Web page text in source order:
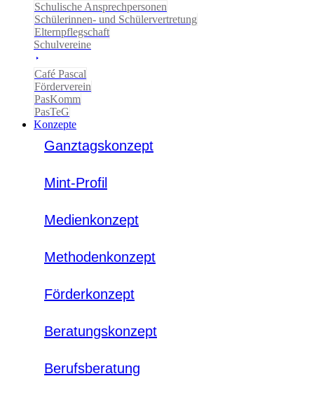
Schulische Ansprechpersonen
Schülerinnen- und Schülervertretung
Elternpflegschaft
Schulvereine
Café Pascal
Förderverein
PasKomm
PasTeG
Konzepte
Ganztagskonzept
Mint-Profil
Medienkonzept
Methodenkonzept
Förderkonzept
Beratungskonzept
Berufsberatung